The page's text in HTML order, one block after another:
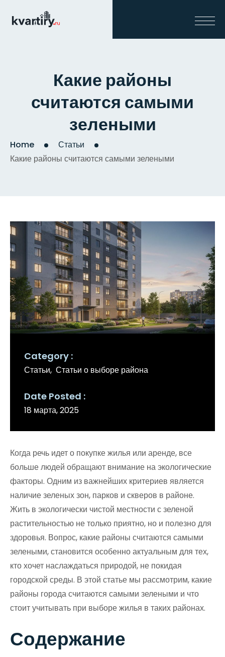
Какие районы
считаются самыми
зелеными
Home
Статьи
Какие районы считаются самыми зелеными
Category
Статьи Статьи о выборе района
Date Posted
18 марта, 2025
Когда речь идет о покупке жилья или аренде, все
больше людей обращают внимание на экологические
факторы. Одним из важнейших критериев является
наличие зеленых зон, парков и скверов в районе.
Жить в экологически чистой местности с зеленой
растительностью не только приятно, но и полезно для
здоровья. Вопрос, какие районы считаются самыми
зелеными, становится особенно актуальным для тех,
кто хочет наслаждаться природой, не покидая
городской среды. В этой статье мы рассмотрим, какие
районы города считаются самыми зелеными и что
стоит учитывать при выборе жилья в таких районах.
Содержание